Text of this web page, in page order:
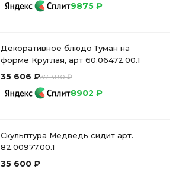
9875 ₽
Декоративное блюдо Туман на
форме Круглая, арт 60.06472.00.1
35 606 ₽37 480 ₽
8902 ₽
Скульптура Медведь сидит арт.
82.00977.00.1
35 600 ₽